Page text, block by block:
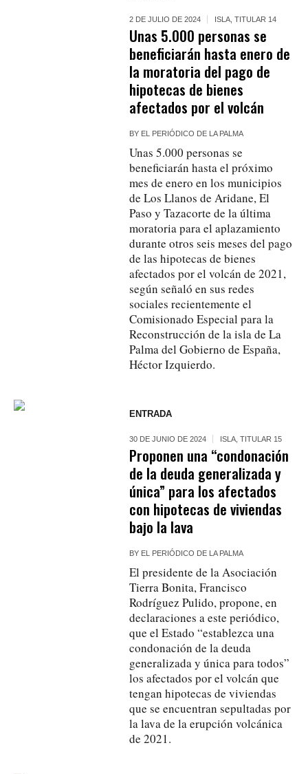
2 DE JULIO DE 2024 ISLA ,TITULAR 14
Unas 5.000 personas se
beneficiarán hasta enero de
la moratoria del pago de
hipotecas de bienes
afectados por el volcán
BY EL PERIÓDICO DE LA PALMA
Unas 5.000 personas se
beneficiarán hasta el próximo
mes de enero en los municipios
de Los Llanos de Aridane, El
Paso y Tazacorte de la última
moratoria para el aplazamiento
durante otros seis meses del pago
de las hipotecas de bienes
afectados por el volcán de 2021,
según señaló en sus redes
sociales recientemente el
Comisionado Especial para la
Reconstrucción de la isla de La
Palma del Gobierno de España,
Héctor Izquierdo.
ENTRADA
30 DE JUNIO DE 2024 ISLA ,TITULAR 15
Proponen una “condonación
de la deuda generalizada y
única” para los afectados
con hipotecas de viviendas
bajo la lava
BY EL PERIÓDICO DE LA PALMA
El presidente de la Asociación
Tierra Bonita, Francisco
Rodríguez Pulido, propone, en
declaraciones a este periódico,
que el Estado “establezca una
condonación de la deuda
generalizada y única para todos”
los afectados por el volcán que
tengan hipotecas de viviendas
que se encuentran sepultadas por
la lava de la erupción volcánica
de 2021.